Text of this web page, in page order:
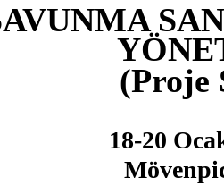
(Proje
18-20